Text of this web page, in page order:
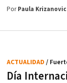
PorPaula Krizanovic
Día
ACTUALIDAD /